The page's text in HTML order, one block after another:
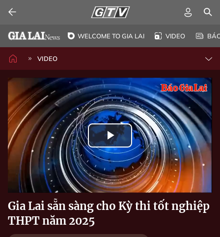
WELCOME TO GIA LAI VIDEO
VIDEO
Play
Video
Gia Lai sẵn sàng cho Kỳ thi tốt nghiệp
THPT năm 2025